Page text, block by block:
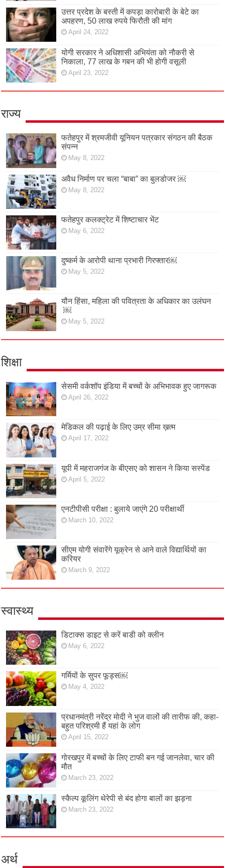
उत्तर प्रदेश के बस्ती में कपड़ा कारोबारी के बेटे का
अपहरण, 50 लाख रुपये फिरौती की मांग
April 24, 2022
योगी सरकार ने अधिशासी अभियंता को नौकरी से
निकाला, 77 लाख के गबन की भी होगी वसूली
April 23, 2022
राज्य
फतेहपुर में श्रमजीवी यूनियन पत्रकार संगठन की बैठक
संपन्न
May 8, 2022
अवैध निर्माण पर चला “बाबा” का बुलडोजर ￼
May 8, 2022
फतेहपुर कलक्ट्रेट में शिष्टाचार भेंट
May 6, 2022
दुष्कर्म के आरोपी थाना प्रभारी गिरफ्तार￼
May 5, 2022
यौन हिंसा, महिला की पवित्रता के अधिकार का उलंघन
￼
May 5, 2022
शिक्षा
सेसमी वर्कशॉप इंडिया में बच्चों के अभिभावक हुए जागरूक
April 26, 2022
मेडिकल की पढ़ाई के लिए उम्र सीमा ख़त्म
April 17, 2022
यूपी में महराजगंज के बीएसए को शासन ने किया सस्पेंड
April 5, 2022
एनटीपीसी परीक्षा : बुलाये जाएंगे 20 परीक्षार्थी
March 10, 2022
सीएम योगी संवारेंगे यूक्रेन से आने वाले विद्यार्थियों का
करियर
March 9, 2022
स्वास्थ्य
डिटाक्स डाइट से करें बाडी को क्लीन
May 6, 2022
गर्मियों के सुपर फूड्स￼
May 4, 2022
प्रधानमंत्री नरेंद्र मोदी ने भुज वालों की तारीफ की, कहा-
बहुत परिश्रमी हैं यहां के लोग
April 15, 2022
गोरखपुर में बच्चों के लिए टाफी बन गई जानलेवा, चार की
मौत
March 23, 2022
स्कैल्प कूलिंग थेरेपी से बंद होगा बालों का झड़ना
March 23, 2022
अर्थ